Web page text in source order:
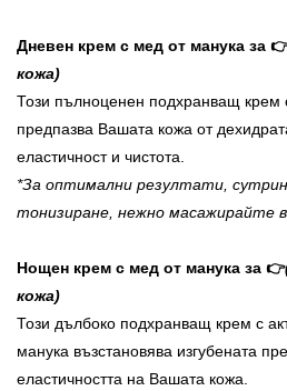
Дневен крем с мед от манука за
кожа)
Този пълноценен подхранващ крем
предпазва Вашата кожа от
еластичност и чистота.
*За оптимални резултати,
тонизиране, нежно масажирайте
Нощен крем с мед от манука за 👉
кожа)
Този дълбоко подхранващ крем с
манука възстановява изгубената
еластичността на Вашата кожа.